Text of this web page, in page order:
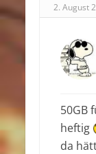
2. August
50GB
heftig
da